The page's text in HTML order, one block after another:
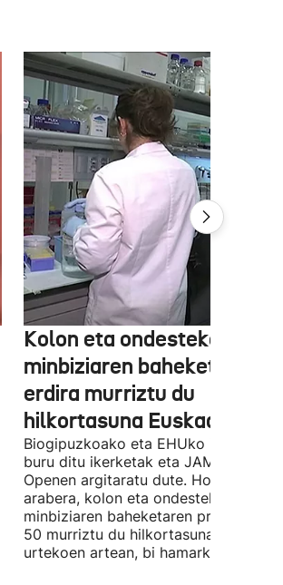
Kolon eta ondesteko
minbiziaren baheketak
erdira murriztu du
hilkortasuna Euskadin
Biogipuzkoako eta EHUko
buru ditu ikerketak eta JAMA
Openen argitaratu dute. Horren
arabera, kolon eta ondesteko
minbiziaren baheketaren programak
50 murriztu du hilkortasuna 50 eta
urtekoen artean, bi hamarkadatan.